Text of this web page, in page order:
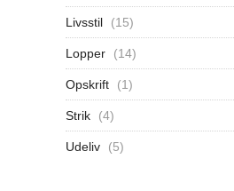
Livsstil (15)
Lopper (14)
Opskrift (1)
Strik (4)
Udeliv (5)